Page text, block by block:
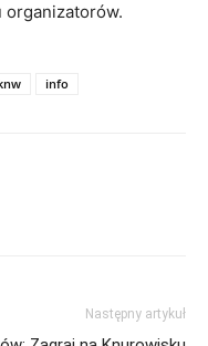
organizatorów.
info
Następny artykuł